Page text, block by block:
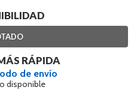
RÁPIDA
de envío
disponible